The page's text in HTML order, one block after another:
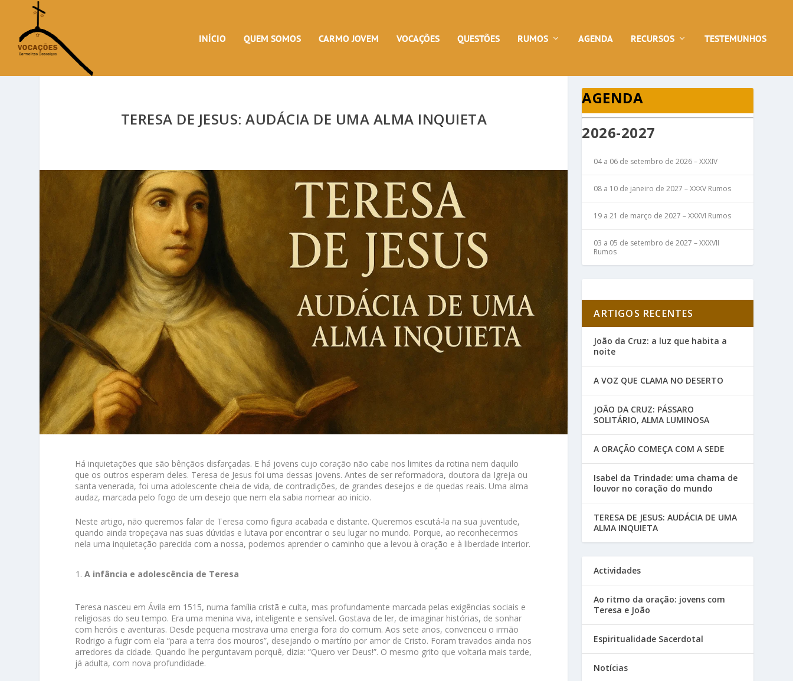
INÍCIO QUEM SOMOS CARMO JOVEM VOCAÇÕES QUESTÕES RUMOS AGENDA RECURSOS TESTEMUNHOS
TERESA DE JESUS: AUDÁCIA DE UMA ALMA INQUIETA
Há inquietações que são bênçãos disfarçadas. E há jovens cujo coração não cabe nos limites da rotina nem daquilo
que os outros esperam deles. Teresa de Jesus foi uma dessas jovens. Antes de ser reformadora, doutora da Igreja ou
santa venerada, foi uma adolescente cheia de vida, de contradições, de grandes desejos e de quedas reais. Uma alma
audaz, marcada pelo fogo de um desejo que nem ela sabia nomear ao início.
Neste artigo, não queremos falar de Teresa como figura acabada e distante. Queremos escutá-la na sua juventude,
quando ainda tropeçava nas suas dúvidas e lutava por encontrar o seu lugar no mundo. Porque, ao reconhecermos
nela uma inquietação parecida com a nossa, podemos aprender o caminho que a levou à oração e à liberdade interior.
A infância e adolescência de Teresa
Teresa nasceu em Ávila em 1515, numa família cristã e culta, mas profundamente marcada pelas exigências sociais e
religiosas do seu tempo. Era uma menina viva, inteligente e sensível. Gostava de ler, de imaginar histórias, de sonhar
com heróis e aventuras. Desde pequena mostrava uma energia fora do comum. Aos sete anos, convenceu o irmão
Rodrigo a fugir com ela “para a terra dos mouros”, desejando o martírio por amor de Cristo. Foram travados ainda nos
arredores da cidade. Quando lhe perguntavam porquê, dizia: “Quero ver Deus!”. O mesmo grito que voltaria mais tarde,
já adulta, com nova profundidade.
AGENDA
2026-2027
04 a 06 de setembro de 2026 – XXXIV
08 a 10 de janeiro de 2027 – XXXV Rumos
19 a 21 de março de 2027 – XXXVI Rumos
03 a 05 de setembro de 2027 – XXXVII
Rumos
ARTIGOS RECENTES
João da Cruz: a luz que habita a
noite
A VOZ QUE CLAMA NO DESERTO
JOÃO DA CRUZ: PÁSSARO
SOLITÁRIO, ALMA LUMINOSA
A ORAÇÃO COMEÇA COM A SEDE
Isabel da Trindade: uma chama de
louvor no coração do mundo
TERESA DE JESUS: AUDÁCIA DE UMA
ALMA INQUIETA
Actividades
Ao ritmo da oração: jovens com
Teresa e João
Espiritualidade Sacerdotal
Notícias